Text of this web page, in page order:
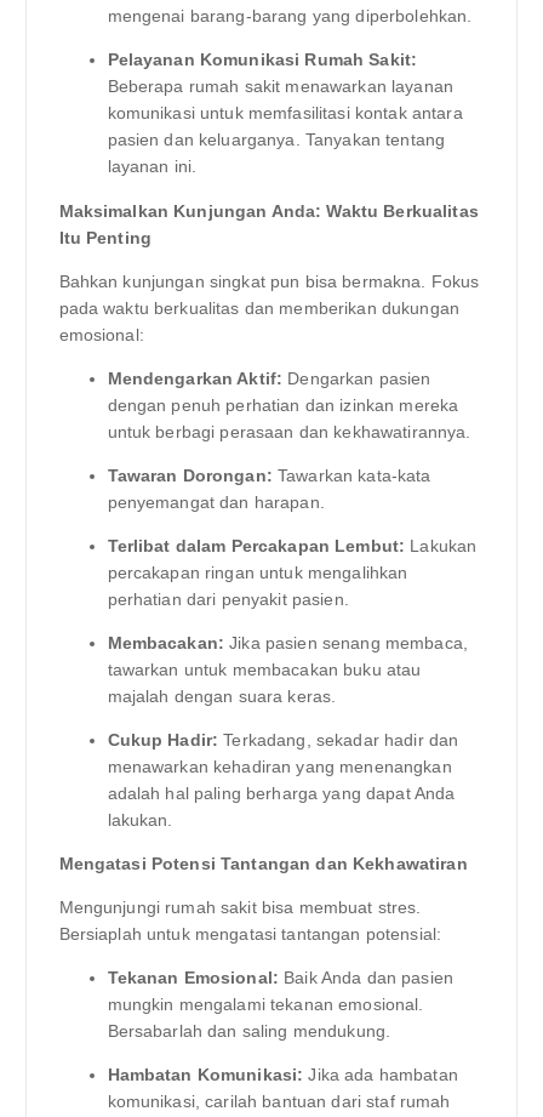
mengenai barang-barang yang diperbolehkan.
Pelayanan Komunikasi Rumah Sakit:
Beberapa rumah sakit menawarkan layanan
komunikasi untuk memfasilitasi kontak antara
pasien dan keluarganya. Tanyakan tentang
layanan ini.
Maksimalkan Kunjungan Anda: Waktu Berkualitas
Itu Penting
Bahkan kunjungan singkat pun bisa bermakna. Fokus
pada waktu berkualitas dan memberikan dukungan
emosional:
Mendengarkan Aktif: Dengarkan pasien
dengan penuh perhatian dan izinkan mereka
untuk berbagi perasaan dan kekhawatirannya.
Tawaran Dorongan: Tawarkan kata-kata
penyemangat dan harapan.
Terlibat dalam Percakapan Lembut: Lakukan
percakapan ringan untuk mengalihkan
perhatian dari penyakit pasien.
Membacakan: Jika pasien senang membaca,
tawarkan untuk membacakan buku atau
majalah dengan suara keras.
Cukup Hadir: Terkadang, sekadar hadir dan
menawarkan kehadiran yang menenangkan
adalah hal paling berharga yang dapat Anda
lakukan.
Mengatasi Potensi Tantangan dan Kekhawatiran
Mengunjungi rumah sakit bisa membuat stres.
Bersiaplah untuk mengatasi tantangan potensial:
Tekanan Emosional: Baik Anda dan pasien
mungkin mengalami tekanan emosional.
Bersabarlah dan saling mendukung.
Hambatan Komunikasi: Jika ada hambatan
komunikasi, carilah bantuan dari staf rumah